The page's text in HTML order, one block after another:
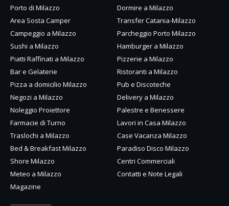
Porto di Milazzo
Dormire a Milazzo
Area Sosta Camper
Transfer Catania-Milazzo
Campeggio a Milazzo
Parcheggio Porto Milazzo
Sushi a Milazzo
Hamburger a Milazzo
Piatti Raffinati a Milazzo
Pizzerie a Milazzo
Bar e Gelaterie
Ristoranti a Milazzo
Pizza a domicilio Milazzo
Pub e Discoteche
Negozi a Milazzo
Delivery a Milazzo
Noleggio Proiettore
Palestre e Benessere
Farmacie di Turno
Lavori in Casa Milazzo
Traslochi a Milazzo
Case Vacanza Milazzo
Bed & Breakfast Milazzo
Paradiso Disco Milazzo
Shore Milazzo
Centri Commerciali
Meteo a Milazzo
Contatti e Note Legali
Magazine